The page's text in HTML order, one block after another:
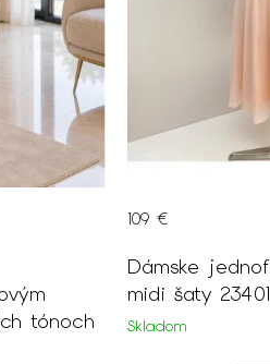
tónoch
Dámske jednofarebné ružové
midi šaty 23401
Skladom
109 €